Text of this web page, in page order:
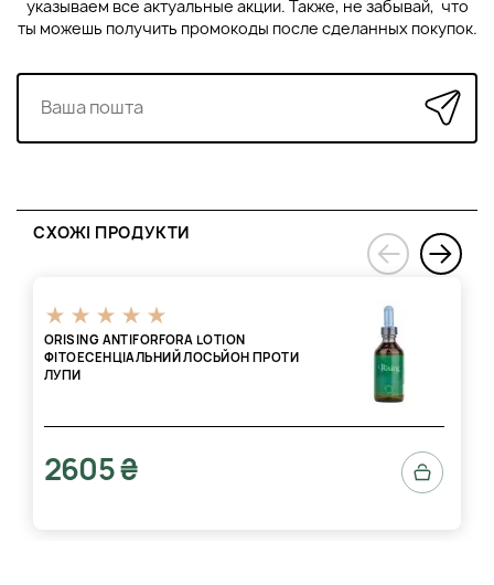
указываем все актуальные акции. Также, не забывай, что
ты можешь получить промокоды после сделанных покупок.
СХОЖІ ПРОДУКТИ
ORISING ANTIFORFORA LOTION
ФІТОЕСЕНЦІАЛЬНИЙ ЛОСЬЙОН ПРОТИ
ЛУПИ
2605 ₴
‹
›